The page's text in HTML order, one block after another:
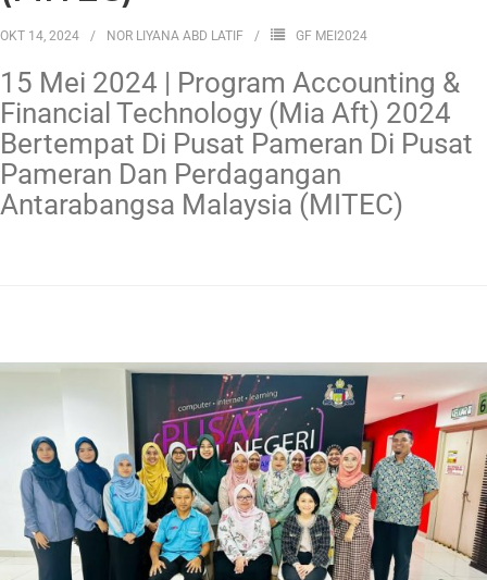
OKT 14, 2024 NOR LIYANA ABD LATIF GF MEI2024
15 Mei 2024 | Program Accounting &
Financial Technology (Mia Aft) 2024
Bertempat Di Pusat Pameran Di Pusat
Pameran Dan Perdagangan
Antarabangsa Malaysia (MITEC)